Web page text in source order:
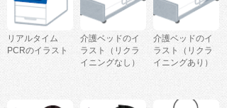
リアルタイム
PCRのイラスト
介護ベッドのイ
ラスト（リクラ
イニングなし）
介護ベッドのイ
ラスト（リクラ
イニングあり）